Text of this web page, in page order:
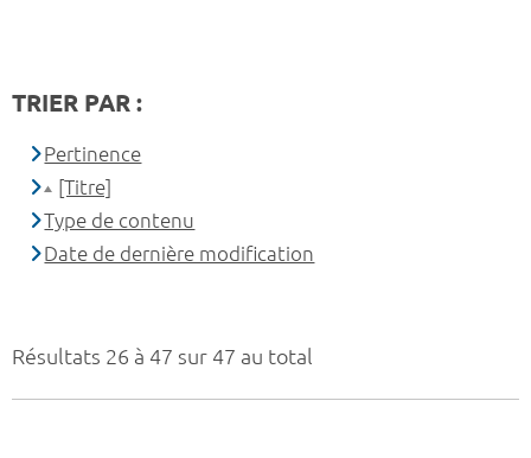
Résultats 26 à 47 sur 47 au total
TRIER PAR :
Pertinence
[Titre]
Type de contenu
Date de dernière modification